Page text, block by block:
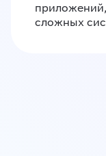
сложных